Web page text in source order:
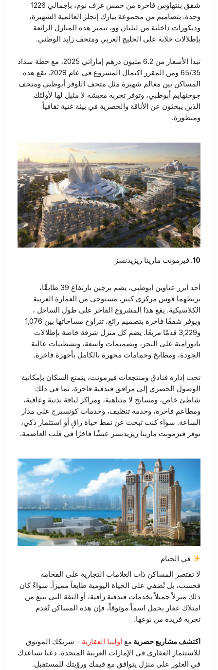
شقق بنتهاوس فاخرة من خمس غرف نوم، بإجمالي 1226
وحدة. بتصاميم من مجموعة بيارك إنجلز العالمية الشهيرة،
وديكورات داخلية من ليليان وو، تتميز هذه المنازل الرائعة
بإطلالات خلابة على الخليج العربي ومتحف زايد الوطني.
تبدأ الأسعار من 6.2 مليون درهم إماراتي 2025، مع خطة سداد
65/35 ومن المقرر اكتمال المشروع في عام 2028. تقع هذه
المساكن بين معالم شهيرة مثل متحف اللوفر أبوظبي ومتحف
جوجنهايم أبوظبي، وتوفر تجربة معيشة لا مثيل لها لأولئك
الذين يبحثون عن الأناقة والحصرية في بيئة غنية ثقافياً
ومتطورة.
10. فيرمونت مارينا ريزيدنسز
أحد أبرز عناوين أبوظبي، يضم برجين بارتفاع 39 طابقًا،
يربطهما قوس مركزي كبير، مستوحى من العمارة العربية
الكلاسيكية. يقع هذا المشروع الفاخر على طول الساحل ،
ويوفر شققًا فاخرة بتصميم رائع، تتراوح مساحاتها بين 1,076
و3,229 قدمًا مربعًا. يضم كل منزل شرفة خاصة بإطلالات
بانورامية على البحر، وتصميمات واسعة، وتشطيبات عالية
الجودة، ومطابخ وحمامات مجهزة بالكامل بأجهزة فاخرة.
تحت إدارة فنادق ومنتجعات فيرمونت، يتمتع السكان بإمكانية
الوصول الحصري إلى مرافق فندقية فاخرة، بما في ذلك
شاطئ خاص، ومسابح لا متناهية، ومراكز لياقة بدنية وعافية،
ومطاعم فاخرة، وخدمة تنظيف، وخدمات كونسيرج على مدار
الساعة. سواء كنت تبحث عن نمط حياة راقٍ أو استثمار ذكي،
توفر فيرمونت مارينا ريزيدنسز عيشًا فاخرًا في قلب العاصمة.
في الختام
لا تقتصر المساكن ذات العلامات التجارية على الفخامة
فحسب، بل تُضفي على الحياة اليومية طابعاً مميزاً. سواءً كان
ذلك منزلاً جميلاً بخدمات فندقية راقية، أو الثقة التي تنبع من
امتلاك عقار يحمل اسماً موثوقاً، فإن هذه المساكن تُقدم
تجربة فريدة من نوعها.
اكتشف مشاريع حصرية مع أولينا العقارية – شريكك الموثوق
للاستثمار العقاري في الإمارات العربية المتحدة. دعنا نساعدك
في العثور على منزل يتوافق مع قيمك ورؤيتك للمستقبل.